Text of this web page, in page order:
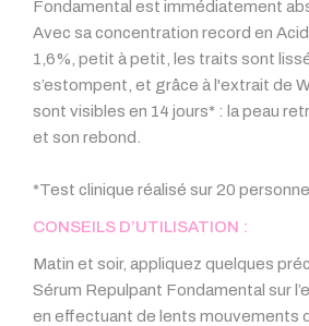
Fondamental est immédiatement
Avec sa concentration record en
1,6%, petit à petit, les traits sont
s’estompent, et grâce à l'extrait de
sont visibles en 14 jours* : la peau
et son rebond.
*Test clinique réalisé sur 20
CONSEILS D’UTILISATION :
Matin et soir, appliquez quelques
Sérum Repulpant Fondamental sur
en effectuant de lents mouvements